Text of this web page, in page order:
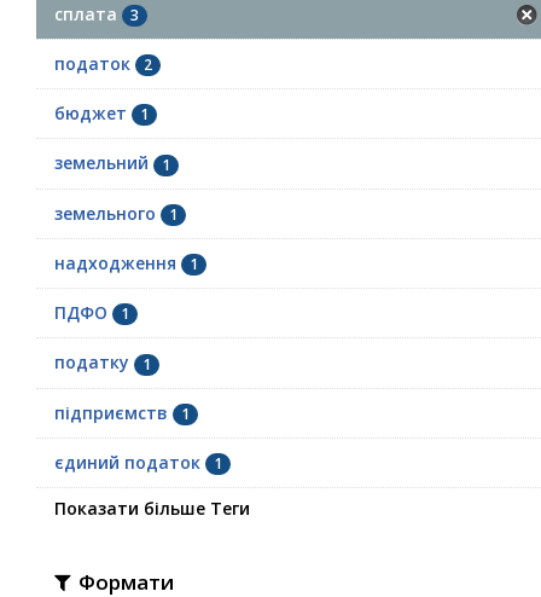
сплата 3
податок 2
бюджет 1
земельний 1
земельного 1
надходження 1
ПДФО 1
податку 1
підприємств 1
єдиний податок 1
Показати більше Теги
Формати